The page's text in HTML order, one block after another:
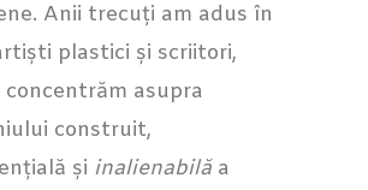
Anii trecuți am adus în
plastici și scriitori,
concentrăm asupra
construit,
și inalienabilăa